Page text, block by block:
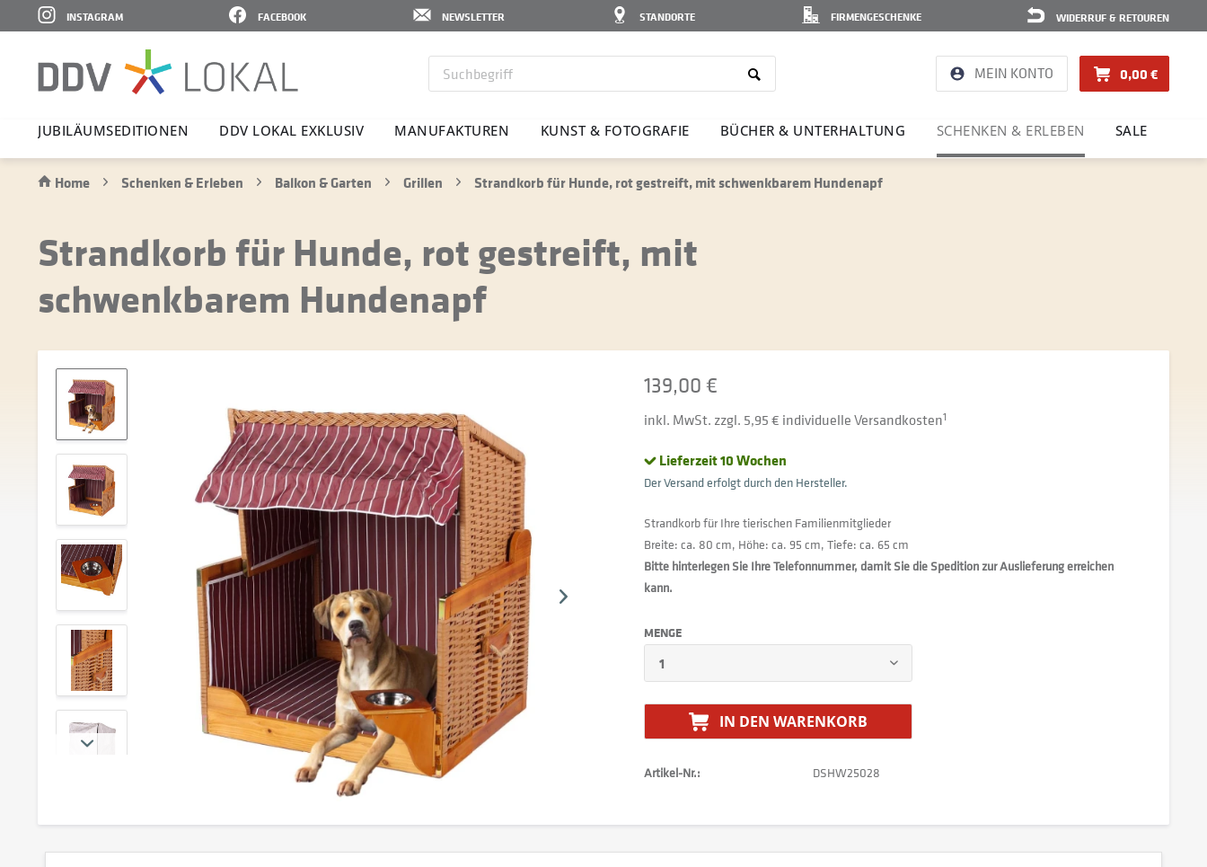
WIDERRUF & RETOUREN
FIRMENGESCHENKE
STANDORTE
NEWSLETTER
FACEBOOK
INSTAGRAM
MEIN KONTO 0,00 €
JUBI­LÄ­UMS­E­DI­TIONEN DDV LOKAL EXKLUSIV MANU­FAK­TUREN KUNST & FOTO­GRAFIE BÜCHER & UNTER­HAL­TUNG SCHENKEN & ERLEBEN SALE
Home Schenken & Erleben Balkon & Garten Grillen Strandkorb für Hunde, rot gestreift, mit schwenkbarem Hundenapf
Strandkorb für Hunde, rot gestreift, mit
schwenkbarem Hundenapf
139,00 €
inkl. MwSt. zzgl. 5,95 € individuelle Versandkosten1
Lieferzeit 10 Wochen
Der Versand erfolgt durch den Hersteller.
Strandkorb für Ihre tierischen Familienmitglieder
Breite: ca. 80 cm, Höhe: ca. 95 cm, Tiefe: ca. 65 cm
Bitte hinterlegen Sie Ihre Telefonnummer, damit Sie die Spedition zur Auslieferung erreichen
kann.
MENGE
IN DEN WARENKORB
Artikel-Nr.: DSHW25028